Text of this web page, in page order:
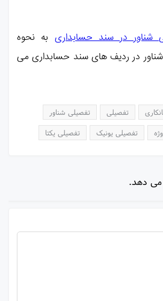
شناور در سند حسابداری به نحوه
شناور در ردیف های سند حسابداری می
تفصیلی
تفصیلی شناور
تفصیلی یونیک تفصیلی یکتا
می دهد.